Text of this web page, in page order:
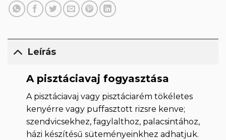
Leírás
A pisztáciavaj fogyasztása
A pisztáciavaj vagy pisztáciarém tökéletes
kenyérre vagy puffasztott rizsre kenve;
szendvicsekhez, fagylalthoz, palacsintához,
házi készítésű süteményeinkhez adhatjuk.